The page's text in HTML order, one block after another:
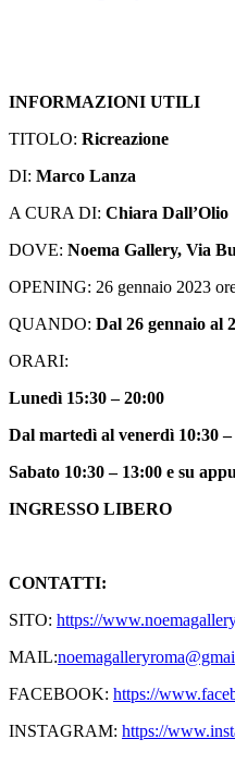
INFORMAZIONI UTILI
TITOLO: Ricreazione
DI: Marco Lanza
A CURA DI: Chiara Dall’Olio
DOVE: Noema Gallery, Via
OPENING: 26 gennaio 2023
QUANDO: Dal 26 gennaio al
ORARI:
Lunedì 15:30 – 20:00
Dal martedì al venerdì 10:30 –
Sabato 10:30 – 13:00 e su
INGRESSO LIBERO
CONTATTI:
SITO: https://
MAIL:
FACEBOOK: https://
INSTAGRAM: https://